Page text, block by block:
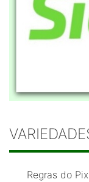
Regras do